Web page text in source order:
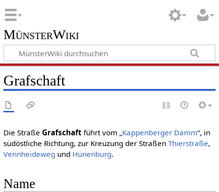
MünsterWiki
Grafschaft
Die Straße Grafschaftführt vom „Kappenberger Damm“, in
südöstliche Richtung, zur Kreuzung der Straßen Thierstraße,
Vennheideweg und Hünenburg.
Name